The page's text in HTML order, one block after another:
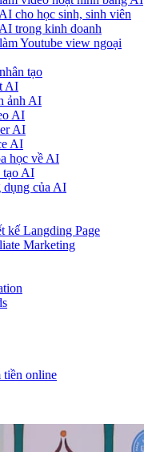
cho học sinh, sinh viên
trong kinh doanh
Youtube view ngoại
tạo
AI
ảnh AI
AI
AI
AI
học về AI
AI
dụng của AI
kế Langding Page
Marketing
tiền online